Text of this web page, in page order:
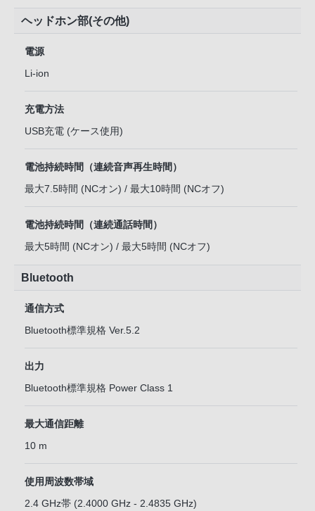
ヘッドホン部(その他)
電源
Li-ion
充電方法
USB充電 (ケース使用)
電池持続時間（連続音声再生時間）
最大7.5時間 (NCオン) / 最大10時間 (NCオフ)
電池持続時間（連続通話時間）
最大5時間 (NCオン) / 最大5時間 (NCオフ)
Bluetooth
通信方式
Bluetooth標準規格 Ver.5.2
出力
Bluetooth標準規格 Power Class 1
最大通信距離
10 m
使用周波数帯域
2.4 GHz帯 (2.4000 GHz - 2.4835 GHz)